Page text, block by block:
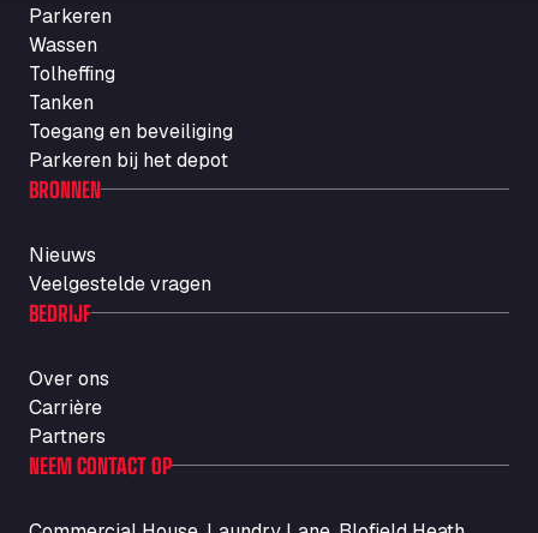
Parkeren
Wassen
Tolheffing
Tanken
Toegang en beveiliging
Parkeren bij het depot
BRONNEN
Nieuws
Veelgestelde vragen
BEDRIJF
Over ons
Carrière
Partners
NEEM CONTACT OP